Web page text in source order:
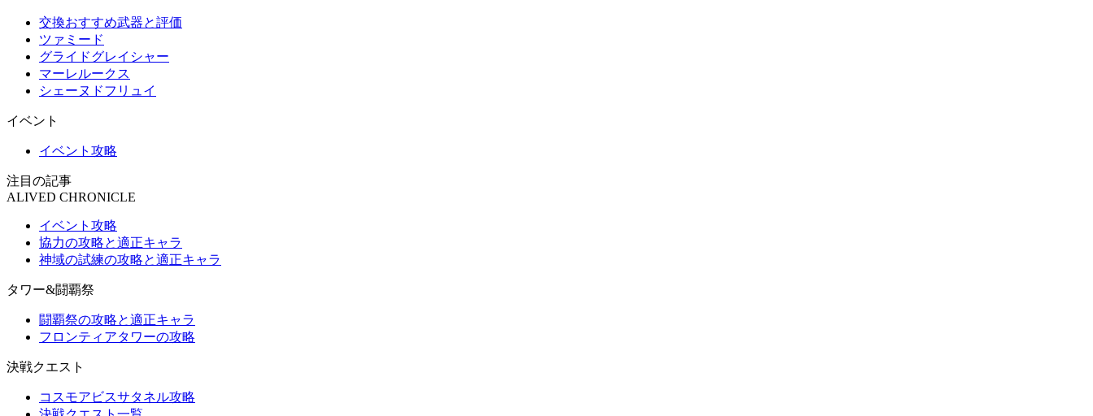
交換おすすめ武器と評価
ツァミード
グライドグレイシャー
マーレルークス
シェーヌドフリュイ
イベント
イベント攻略
注目の記事
ALIVED CHRONICLE
イベント攻略
協力の攻略と適正キャラ
神域の試練の攻略と適正キャラ
タワー&闘覇祭
闘覇祭の攻略と適正キャラ
フロンティアタワーの攻略
決戦クエスト
コスモアビスサタネル攻略